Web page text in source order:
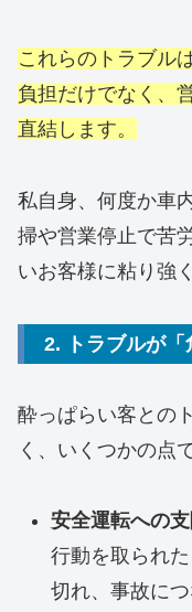
これらのトラブル
負担だけでなく、
直結します。
私自身、何度か車
掃や営業停止で苦
いお客様に粘り強
2. トラブルが「
酔っぱらい客との
く、いくつかの点
安全運転への
行動を取られ
切れ、事故に